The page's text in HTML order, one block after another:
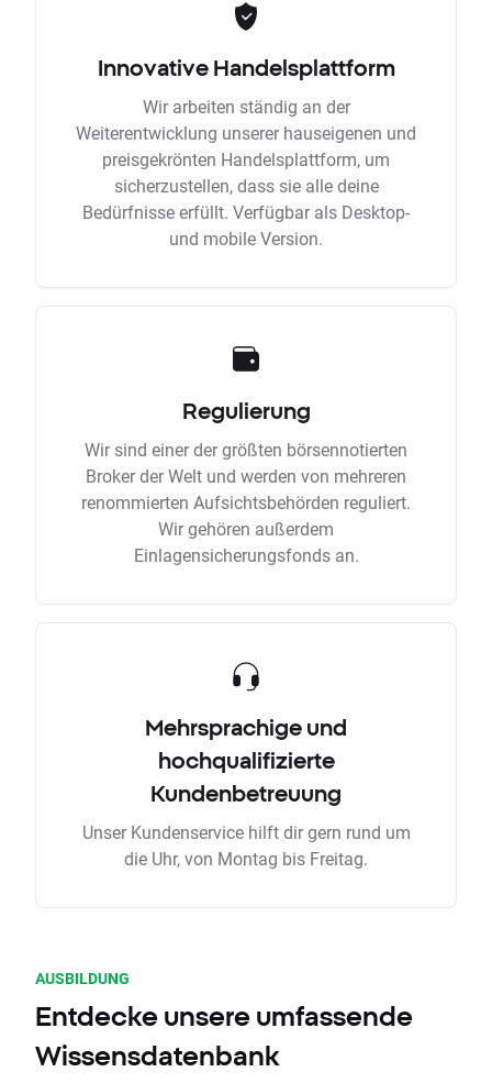
Innovative Handelsplattform
Wir arbeiten ständig an der
Weiterentwicklung unserer hauseigenen und
preisgekrönten Handelsplattform, um
sicherzustellen, dass sie alle deine
Bedürfnisse erfüllt. Verfügbar als Desktop-
und mobile Version.
Regulierung
Wir sind einer der größten börsennotierten
Broker der Welt und werden von mehreren
renommierten Aufsichtsbehörden reguliert.
Wir gehören außerdem
Einlagensicherungsfonds an.
Mehrsprachige und
hochqualifizierte
Kundenbetreuung
Unser Kundenservice hilft dir gern rund um
die Uhr, von Montag bis Freitag.
AUSBILDUNG
Entdecke unsere umfassende
Wissensdatenbank